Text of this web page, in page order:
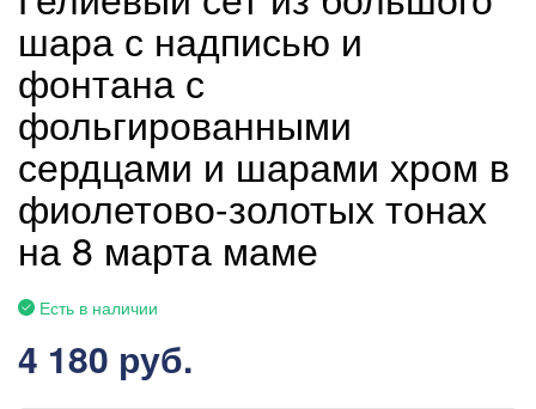
шара с надписью и
фонтана с
фольгированными
сердцами и шарами хром в
фиолетово-золотых тонах
на 8 марта маме
Есть в наличии
4 180 руб.